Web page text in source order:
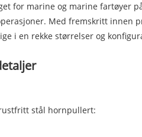
for marine og marine fartøyer
Med fremskritt innen
i en rekke størrelser og
stål hornpullert: